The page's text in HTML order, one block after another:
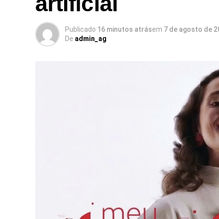
Publicado 16 minutos atrásem 7 de agosto de
De admin_ag